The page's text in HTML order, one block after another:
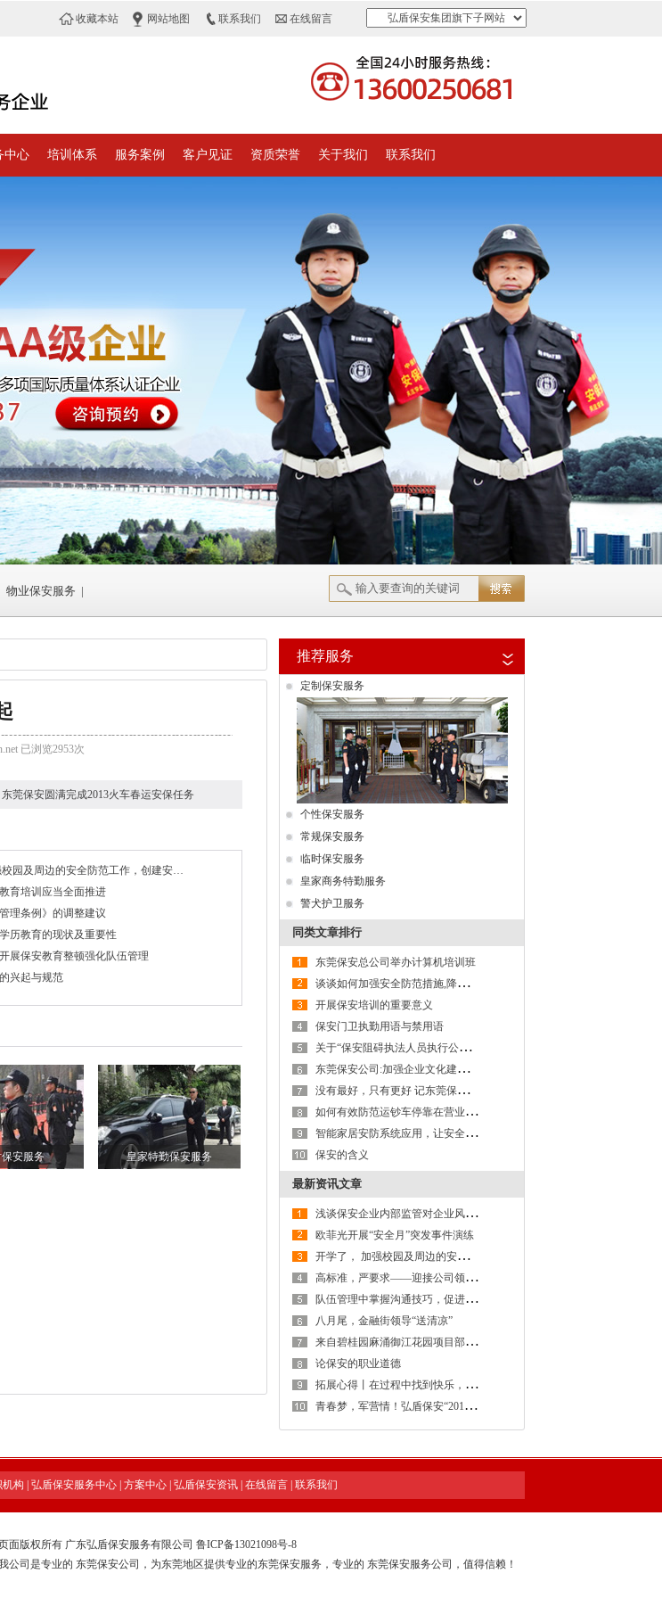
收藏本站 网站地图 联系我们 在线留言 弘盾保安集团旗下子网站
中心 培训体系 服务案例 客户见证 资质荣誉 关于我们 联系我们
物业保安服务 |
已浏览2953次
东莞保安圆满完成2013火车春运安保任务
开学了， 加强校园及周边的安全防范工作，创建安全稳定的校园及周边环境
育培训应当全面推进
理条例》的调整建议
历教育的现状及重要性
展保安教育整顿强化队伍管理
兴起与规范
安服务 皇家特勤保安服务
推荐服务
定制保安服务
个性保安服务
常规保安服务
临时保安服务
皇家商务特勤服务
警犬护卫服务
同类文章排行
东莞保安总公司举办计算机培训班
谈
谈如何加强安全防范措施,降低保安职业风险
开展保安培训的重要意义
保安门卫执勤用语与禁用语
关
于“保安阻碍执法人员执行公务”问题的探讨
东
莞保安公司:加强企业文化建设,以文化力激活生产力
没
有最好，只有更好 记东莞保安服务公司第九大队保安班班长李成杰
如
何有效防范运钞车停靠在营业网点进行装卸款箱作业及款箱交接过程的操作风险
智
能家居安防系统应用，让安全更有保障---以东莞保安服务公司为例
保安的含义
最新资讯文章
浅
谈保安企业内部监管对企业风险防控的重要性
欧菲光开展“安全月”突发事件演练
开
学了， 加强校园及周边的安全防范工作，创建安全稳定的校园及周边环境
高
标准，严要求——迎接公司领导检查工作
队
伍管理中掌握沟通技巧，促进保安工作和谐稳定发展
八月尾，金融街领导“送清凉”
来
自碧桂园麻涌御江花园项目部感谢信
论保安的职业道德
拓
展心得丨在过程中找到快乐，在感悟中得到提升
青
春梦，军营情！弘盾保安“2018年度骨干拓展训练暨管理专项培训工作会议”全程回顾
机构 弘盾保安服务中心 方案中心 弘盾保安资讯 在线留言 联系我们
面版权所有 广东弘盾保安服务有限公司 鲁ICP备13021098号-8
公司是专业的 东莞保安公司 ，为东莞地区提供专业的东莞保安服务，专业的 东莞保安服务公司 ，值得信赖！